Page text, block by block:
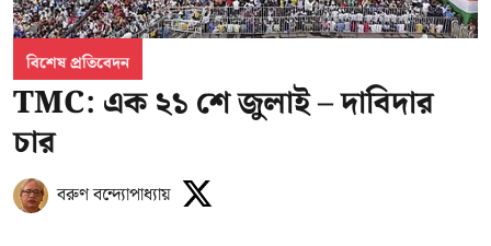
বিশেষ প্রতিবেদন
TMC: এক ২১ শে জুলাই – দাবিদার
চার
বরুণ বন্দ্যোপাধ্যায়